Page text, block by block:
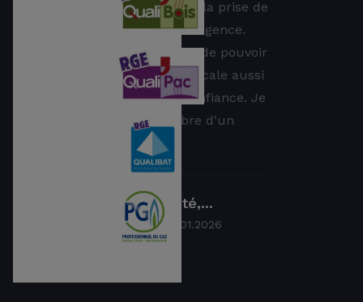
Axenergie
chaleureux et réactif pour la prise de
rendez-vous ou en cas d'urgence.
C'est un vrai soulagement de pouvoir
compter sur une équipe locale aussi
sérieuse, honnête et de confiance. Je
recommande sans l'ombre d'un
Efficacité,...
Sibylle SELLAMle 30.01.2026